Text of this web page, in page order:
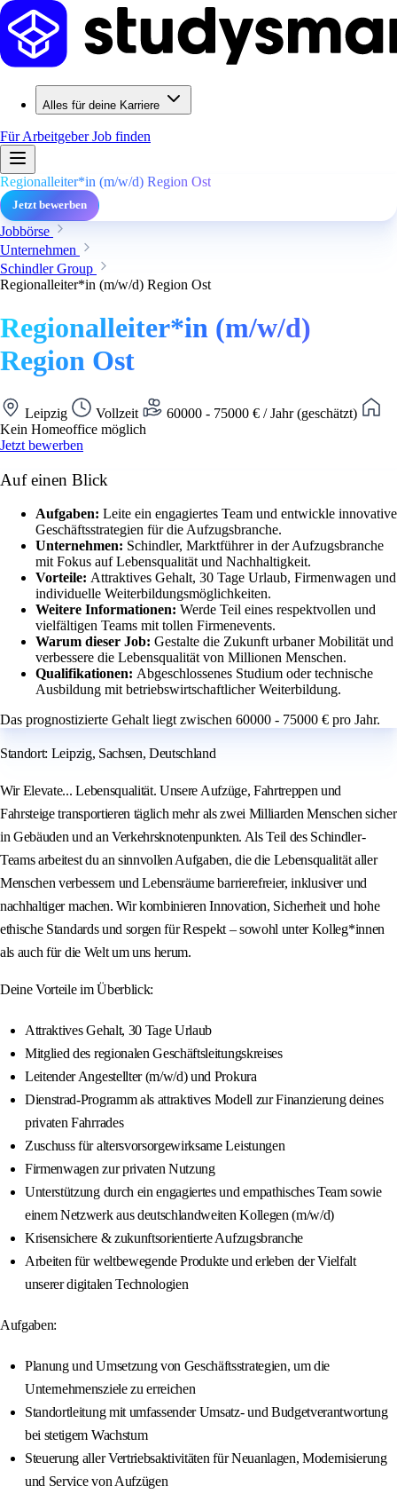
Alles für deine Karriere
Für ArbeitgeberJob finden
Regionalleiter*in (m/w/d) Region Ost
Jetzt bewerben
Jobbörse
Unternehmen
Schindler Group
Regionalleiter*in (m/w/d) Region Ost
Regionalleiter*in (m/w/d)
Region Ost
Leipzig Vollzeit
60000 - 75000 € / Jahr (geschätzt)
Kein Homeoffice möglich
Jetzt bewerben
Auf einen Blick
Aufgaben: Leite ein engagiertes Team und entwickle innovative
Geschäftsstrategien für die Aufzugsbranche.
Unternehmen: Schindler, Marktführer in der Aufzugsbranche
mit Fokus auf Lebensqualität und Nachhaltigkeit.
Vorteile: Attraktives Gehalt, 30 Tage Urlaub, Firmenwagen und
individuelle Weiterbildungsmöglichkeiten.
Weitere Informationen: Werde Teil eines respektvollen und
vielfältigen Teams mit tollen Firmenevents.
Warum dieser Job: Gestalte die Zukunft urbaner Mobilität und
verbessere die Lebensqualität von Millionen Menschen.
Qualifikationen: Abgeschlossenes Studium oder technische
Ausbildung mit betriebswirtschaftlicher Weiterbildung.
Das prognostizierte Gehalt liegt zwischen 60000 - 75000 € pro Jahr.
Standort: Leipzig, Sachsen, Deutschland
Wir Elevate... Lebensqualität. Unsere Aufzüge, Fahrtreppen und
Fahrsteige transportieren täglich mehr als zwei Milliarden Menschen sicher
in Gebäuden und an Verkehrsknotenpunkten. Als Teil des Schindler-
Teams arbeitest du an sinnvollen Aufgaben, die die Lebensqualität aller
Menschen verbessern und Lebensräume barrierefreier, inklusiver und
nachhaltiger machen. Wir kombinieren Innovation, Sicherheit und hohe
ethische Standards und sorgen für Respekt – sowohl unter Kolleg*innen
als auch für die Welt um uns herum.
Deine Vorteile im Überblick:
Attraktives Gehalt, 30 Tage Urlaub
Mitglied des regionalen Geschäftsleitungskreises
Leitender Angestellter (m/w/d) und Prokura
Dienstrad-Programm als attraktives Modell zur Finanzierung deines
privaten Fahrrades
Zuschuss für altersvorsorgewirksame Leistungen
Firmenwagen zur privaten Nutzung
Unterstützung durch ein engagiertes und empathisches Team sowie
einem Netzwerk aus deutschlandweiten Kollegen (m/w/d)
Krisensichere & zukunftsorientierte Aufzugsbranche
Arbeiten für weltbewegende Produkte und erleben der Vielfalt
unserer digitalen Technologien
Aufgaben:
Planung und Umsetzung von Geschäftsstrategien, um die
Unternehmensziele zu erreichen
Standortleitung mit umfassender Umsatz- und Budgetverantwortung
bei stetigem Wachstum
Steuerung aller Vertriebsaktivitäten für Neuanlagen, Modernisierung
und Service von Aufzügen